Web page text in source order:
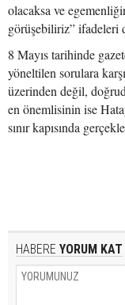
olacaksa ve
görüşebiliriz” ifadeleri
8 Mayıs tarihinde
yöneltilen sorulara
üzerinden değil,
en önemlisinin ise
sınır kapısında
HABERE YORUM KAT